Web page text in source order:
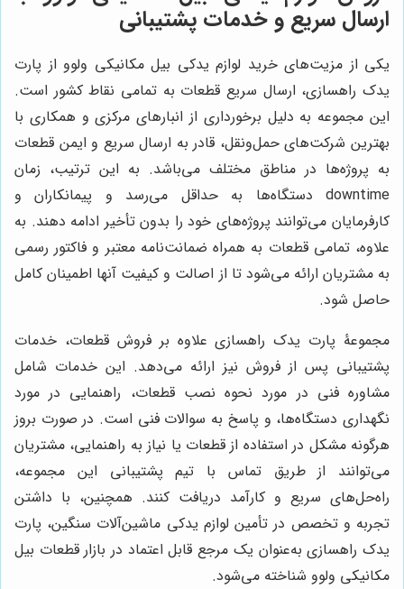
ارسال سریع و خدمات پشتیبانی
یکی از مزیت‌های خرید لوازم یدکی بیل مکانیکی ولوو از پارت
یدک راهسازی، ارسال سریع قطعات به تمامی نقاط کشور است.
این مجموعه به دلیل برخورداری از انبارهای مرکزی و همکاری با
بهترین شرکت‌های حمل‌ونقل، قادر به ارسال سریع و ایمن قطعات
به پروژه‌ها در مناطق مختلف می‌باشد. به این ترتیب، زمان
downtime دستگاه‌ها به حداقل می‌رسد و پیمانکاران و
کارفرمایان می‌توانند پروژه‌های خود را بدون تأخیر ادامه دهند. به
علاوه، تمامی قطعات به همراه ضمانت‌نامه معتبر و فاکتور رسمی
به مشتریان ارائه می‌شود تا از اصالت و کیفیت آنها اطمینان کامل
حاصل شود.
مجموعۀ پارت یدک راهسازی علاوه بر فروش قطعات، خدمات
پشتیبانی پس از فروش نیز ارائه می‌دهد. این خدمات شامل
مشاوره فنی در مورد نحوه نصب قطعات، راهنمایی در مورد
نگهداری دستگاه‌ها، و پاسخ به سوالات فنی است. در صورت بروز
هرگونه مشکل در استفاده از قطعات یا نیاز به راهنمایی، مشتریان
می‌توانند از طریق تماس با تیم پشتیبانی این مجموعه،
راه‌حل‌های سریع و کارآمد دریافت کنند. همچنین، با داشتن
تجربه و تخصص در تأمین لوازم یدکی ماشین‌آلات سنگین، پارت
یدک راهسازی به‌عنوان یک مرجع قابل اعتماد در بازار قطعات بیل
مکانیکی ولوو شناخته می‌شود.